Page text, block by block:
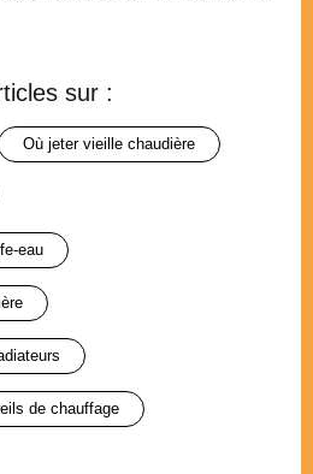
sur :
où jeter vieille chaudière
eau
de chauffage